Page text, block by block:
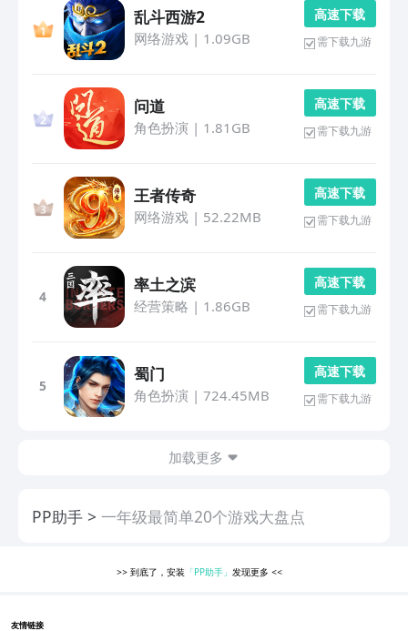
乱斗西游2
网络游戏| 1.09GB
高 速 下 载
需下载九游
问道
角色扮演 | 1.81GB
高 速 下 载
需下载九游
王者传奇
网络游戏| 52.22MB
高 速 下 载
需下载九游
4
率土之滨
经营策略 | 1.86GB
高 速 下 载
需下载九游
5
蜀门
角色扮演 | 724.45MB
高 速 下 载
需下载九游
加载更多
PP助手 一年级最简单20个游戏大盘点
>> 到底了，安装 「PP助手」发现更多<<
友情链接